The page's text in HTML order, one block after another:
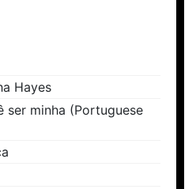
Hayes
ser minha (Portuguese